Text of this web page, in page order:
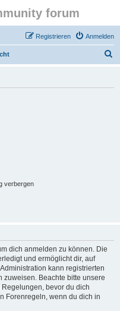
forum
Anmelden
Registrieren
verbergen
dich anmelden zu können. Die
und ermöglicht dir, auf
kann registrierten
zuweisen. Beachte bitte unsere
bevor du dich
Forenregeln, wenn du dich in